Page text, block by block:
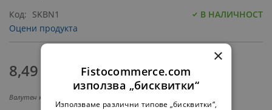
В НАЛИЧНОСТ
Код
SKBN1
Оцени продукта
8,49 € 16,60 лв.
Валутен курс: 1 EUR = 1.95583 BGN
снимки
×
Fistocommerce.com
използва „бисквитки“
Използваме различни типове „бисквитки“,